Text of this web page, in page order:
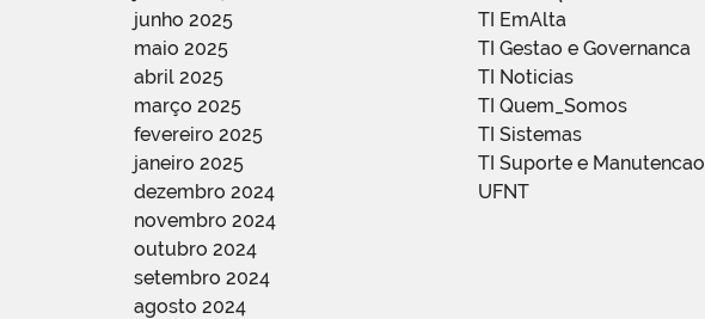
junho 2025
maio 2025
abril 2025
março 2025
fevereiro 2025
janeiro 2025
dezembro 2024
novembro 2024
outubro 2024
setembro 2024
agosto 2024
TI EmAlta
TI Gestao e Governanca
TI Noticias
TI Quem_Somos
TI Sistemas
TI Suporte e Manutencao
UFNT